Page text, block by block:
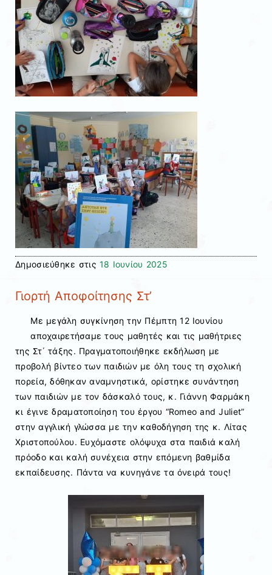
Δημοσιεύθηκε στις 18 Ιουνίου 2025
Γιορτή Αποφοίτησης Στ’
Με μεγάλη συγκίνηση την Πέμπτη 12 Ιουνίου
αποχαιρετήσαμε τους μαθητές και τις μαθήτριες
της Στ΄ τάξης. Πραγματοποιήθηκε εκδήλωση με
προβολή βίντεο των παιδιών με όλη τους τη σχολική
πορεία, δόθηκαν αναμνηστικά, ορίστηκε συνάντηση
των παιδιών με τον δάσκαλό τους, κ. Γιάννη Φαρμάκη
κι έγινε δραματοποίηση του έργου “Romeo and Juliet”
στην αγγλική γλώσσα με την καθοδήγηση της κ. Λίτας
Χριστοπούλου. Ευχόμαστε ολόψυχα στα παιδιά καλή
πρόοδο και καλή συνέχεια στην επόμενη βαθμίδα
εκπαίδευσης. Πάντα να κυνηγάνε τα όνειρά τους!